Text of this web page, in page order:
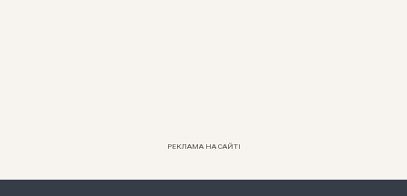
РЕКЛАМА НА САЙТІ